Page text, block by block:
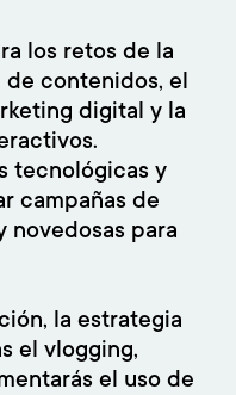
los retos de la
contenidos, el
digital y la
tecnológicas y
campañas de
novedosas para
la estrategia
el vlogging,
el uso de